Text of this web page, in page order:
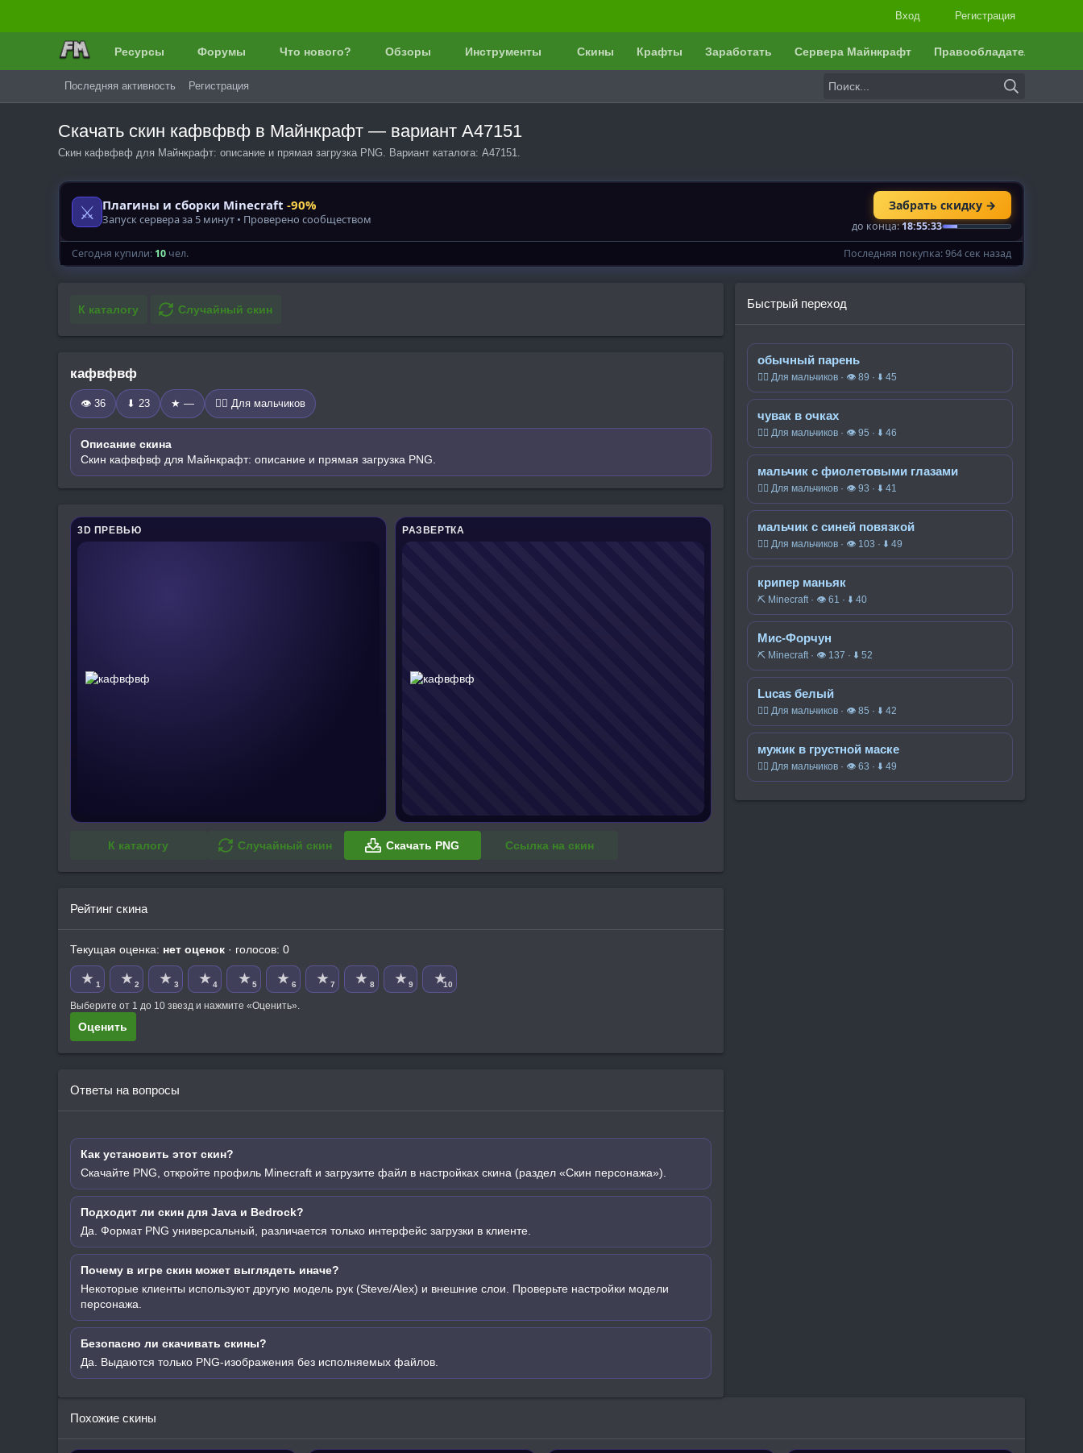
Вход Регистрация
Ресурсы Форумы Что нового? Обзоры Инструменты Скины Крафты Заработать Сервера Майнкрафт Правообладателям
Последняя активность Регистрация
Скачать скин кафвфвф в Майнкрафт — вариант A47151
Скин кафвфвф для Майнкрафт: описание и прямая загрузка PNG. Вариант каталога: A47151.
К каталогу Случайный скин
кафвфвф
👁 36 ⬇ 23 ★ — 🧍‍♂️ Для мальчиков
Описание скина
Скин кафвфвф для Майнкрафт: описание и прямая загрузка PNG.
3D ПРЕВЬЮ РАЗВЕРТКА
К каталогу Случайный скин Скачать PNG Ссылка на скин
Рейтинг скина
Текущая оценка: нет оценок · голосов: 0
★ 1 ★ 2 ★ 3 ★ 4 ★ 5 ★ 6 ★ 7 ★ 8 ★ 9 ★10
Выберите от 1 до 10 звезд и нажмите «Оценить».
Оценить
Ответы на вопросы
Как установить этот скин?
Скачайте PNG, откройте профиль Minecraft и загрузите файл в настройках скина (раздел «Скин персонажа»).
Подходит ли скин для Java и Bedrock?
Да. Формат PNG универсальный, различается только интерфейс загрузки в клиенте.
Почему в игре скин может выглядеть иначе?
Некоторые клиенты используют другую модель рук (Steve/Alex) и внешние слои. Проверьте настройки модели
персонажа.
Безопасно ли скачивать скины?
Да. Выдаются только PNG-изображения без исполняемых файлов.
Быстрый переход
обычный парень
🧍‍♂️ Для мальчиков · 👁 89 · ⬇ 45
чувак в очках
🧍‍♂️ Для мальчиков · 👁 95 · ⬇ 46
мальчик с фиолетовыми глазами
🧍‍♂️ Для мальчиков · 👁 93 · ⬇ 41
мальчик с синей повязкой
🧍‍♂️ Для мальчиков · 👁 103 · ⬇ 49
крипер маньяк
⛏️ Minecraft · 👁 61 · ⬇ 40
Мис-Форчун
⛏️ Minecraft · 👁 137 · ⬇ 52
Lucas белый
🧍‍♂️ Для мальчиков · 👁 85 · ⬇ 42
мужик в грустной маске
🧍‍♂️ Для мальчиков · 👁 63 · ⬇ 49
Похожие скины